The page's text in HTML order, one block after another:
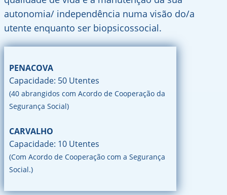
autonomia/ independência numa visão do/a
utente enquanto ser biopsicossocial.
PENACOVA
Capacidade: 50 Utentes
(40 abrangidos com Acordo de Cooperação da
Segurança Social)
CARVALHO
Capacidade: 10 Utentes
(Com Acordo de Cooperação com a Segurança
Social.)